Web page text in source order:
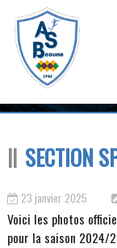
SECTION
23 janvier 2025
Voici les photos
pour la saison 2024/